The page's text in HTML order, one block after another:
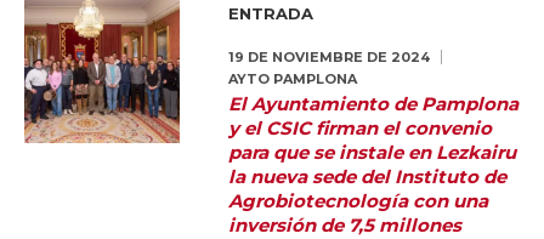
ENTRADA
19 DE NOVIEMBRE DE 2024
AYTO PAMPLONA
El Ayuntamiento de Pamplona
y el CSIC firman el convenio
para que se instale en Lezkairu
la nueva sede del Instituto de
Agrobiotecnología con una
inversión de 7,5 millones